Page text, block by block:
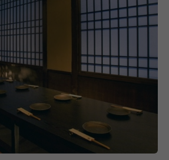
支持いただけるようにおもてなし
てブラッシュアップを図っていき
新しい仲間を募集中です！